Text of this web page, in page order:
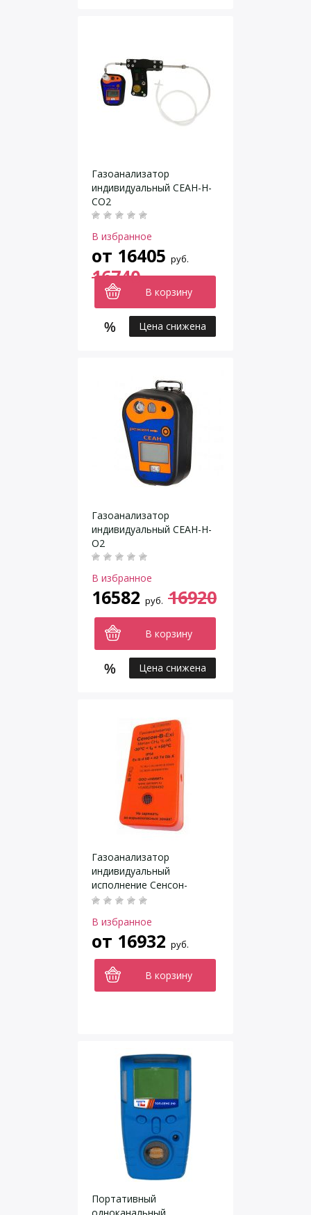
Газоанализатор
индивидуальный СЕАН-Н-
CO2
В избранное
от 16405 руб.
16740
В корзину
Цена снижена
Газоанализатор
индивидуальный СЕАН-Н-
О2
В избранное
16582 руб. 16920
В корзину
Цена снижена
Газоанализатор
индивидуальный
исполнение Сенсон-
В-1001
В избранное
от 16932 руб.
В корзину
Портативный